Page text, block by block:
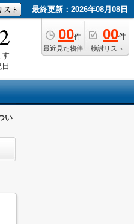
最終更新：2026年08月08日
00件
最近見た物件
00件
検討リスト
い